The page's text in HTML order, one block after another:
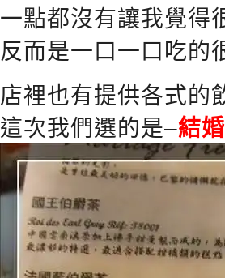
一點都沒有讓我覺得
反而是一口一口吃的
店裡也有提供各式的
這次我們選的是–結